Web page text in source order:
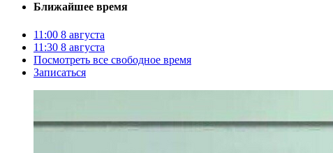
Ближайшее время
11:00 8 августа
11:30 8 августа
Посмотреть все свободное время
Записаться